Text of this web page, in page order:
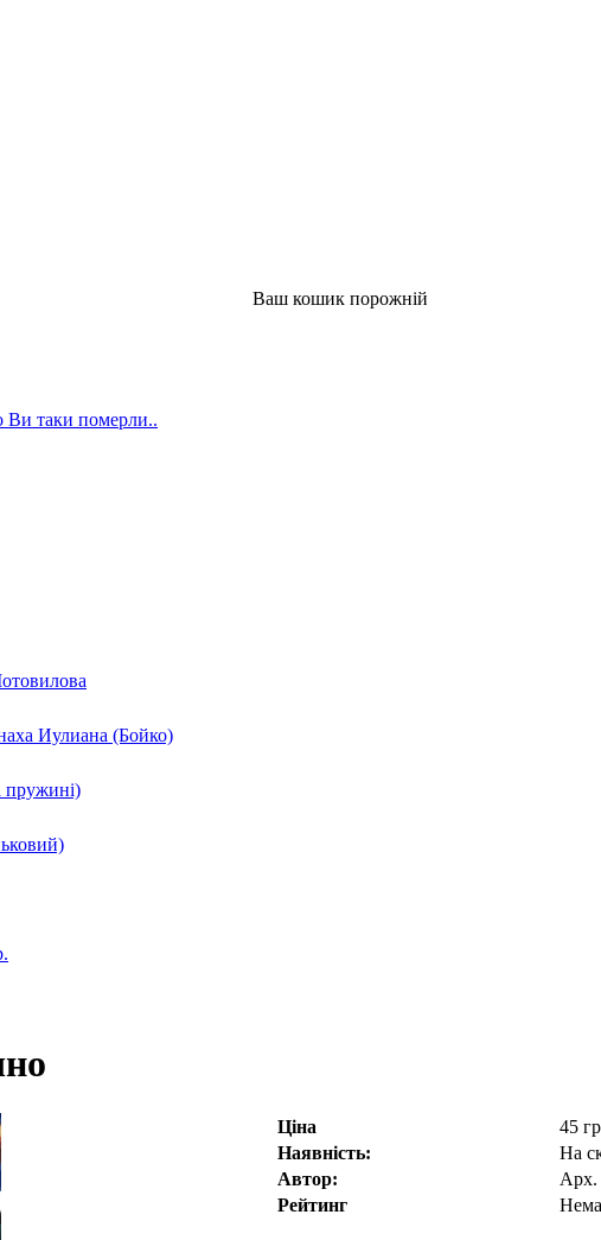
Ваш кошик порожній
Ви таки померли..
Иулиана (Бойко)
пружині)
Ціна
45
Наявність:
На
Автор:
Арх.
Рейтинг